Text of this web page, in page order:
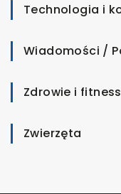
Technologia i
Wiadomości /
Zdrowie i fitness
Zwierzęta